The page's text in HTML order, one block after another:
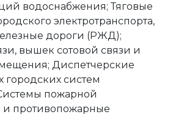
водоснабжения; Тяговые
электротранспорта,
дороги (РЖД);
вышек сотовой связи и
Диспетчерские
городских систем
пожарной
и противопожарные